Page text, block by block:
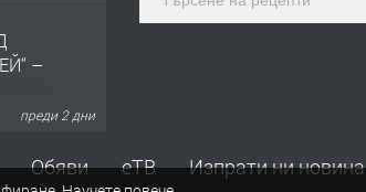
–
преди 2 дни
Обяви еТВ Изпрати ни новина